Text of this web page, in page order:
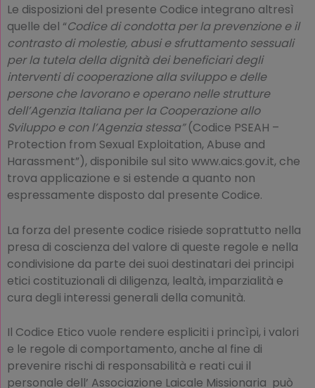
Le disposizioni del presente Codice integrano altresì
quelle del “Codice di condotta per la prevenzione e il
contrasto di molestie, abusi e sfruttamento sessuali
per la tutela della dignità dei beneficiari degli
interventi di cooperazione alla sviluppo e delle
persone che lavorano e operano nelle strutture
dell’Agenzia Italiana per la Cooperazione allo
Sviluppo e con l’Agenzia stessa”(Codice PSEAH –
Protection from Sexual Exploitation, Abuse and
Harassment”), disponibile sul sito www.aics.gov.it, che
trova applicazione e si estende a quanto non
espressamente disposto dal presente Codice.
La forza del presente codice risiede soprattutto nella
presa di coscienza del valore di queste regole e nella
condivisione da parte dei suoi destinatari dei principi
etici costituzionali di diligenza, lealtà, imparzialità e
cura degli interessi generali della comunità.
Il Codice Etico vuole rendere espliciti i princìpi, i valori
e le regole di comportamento, anche al fine di
prevenire rischi di responsabilità e reati cui il
personale dell’ Associazione Laicale Missionaria può